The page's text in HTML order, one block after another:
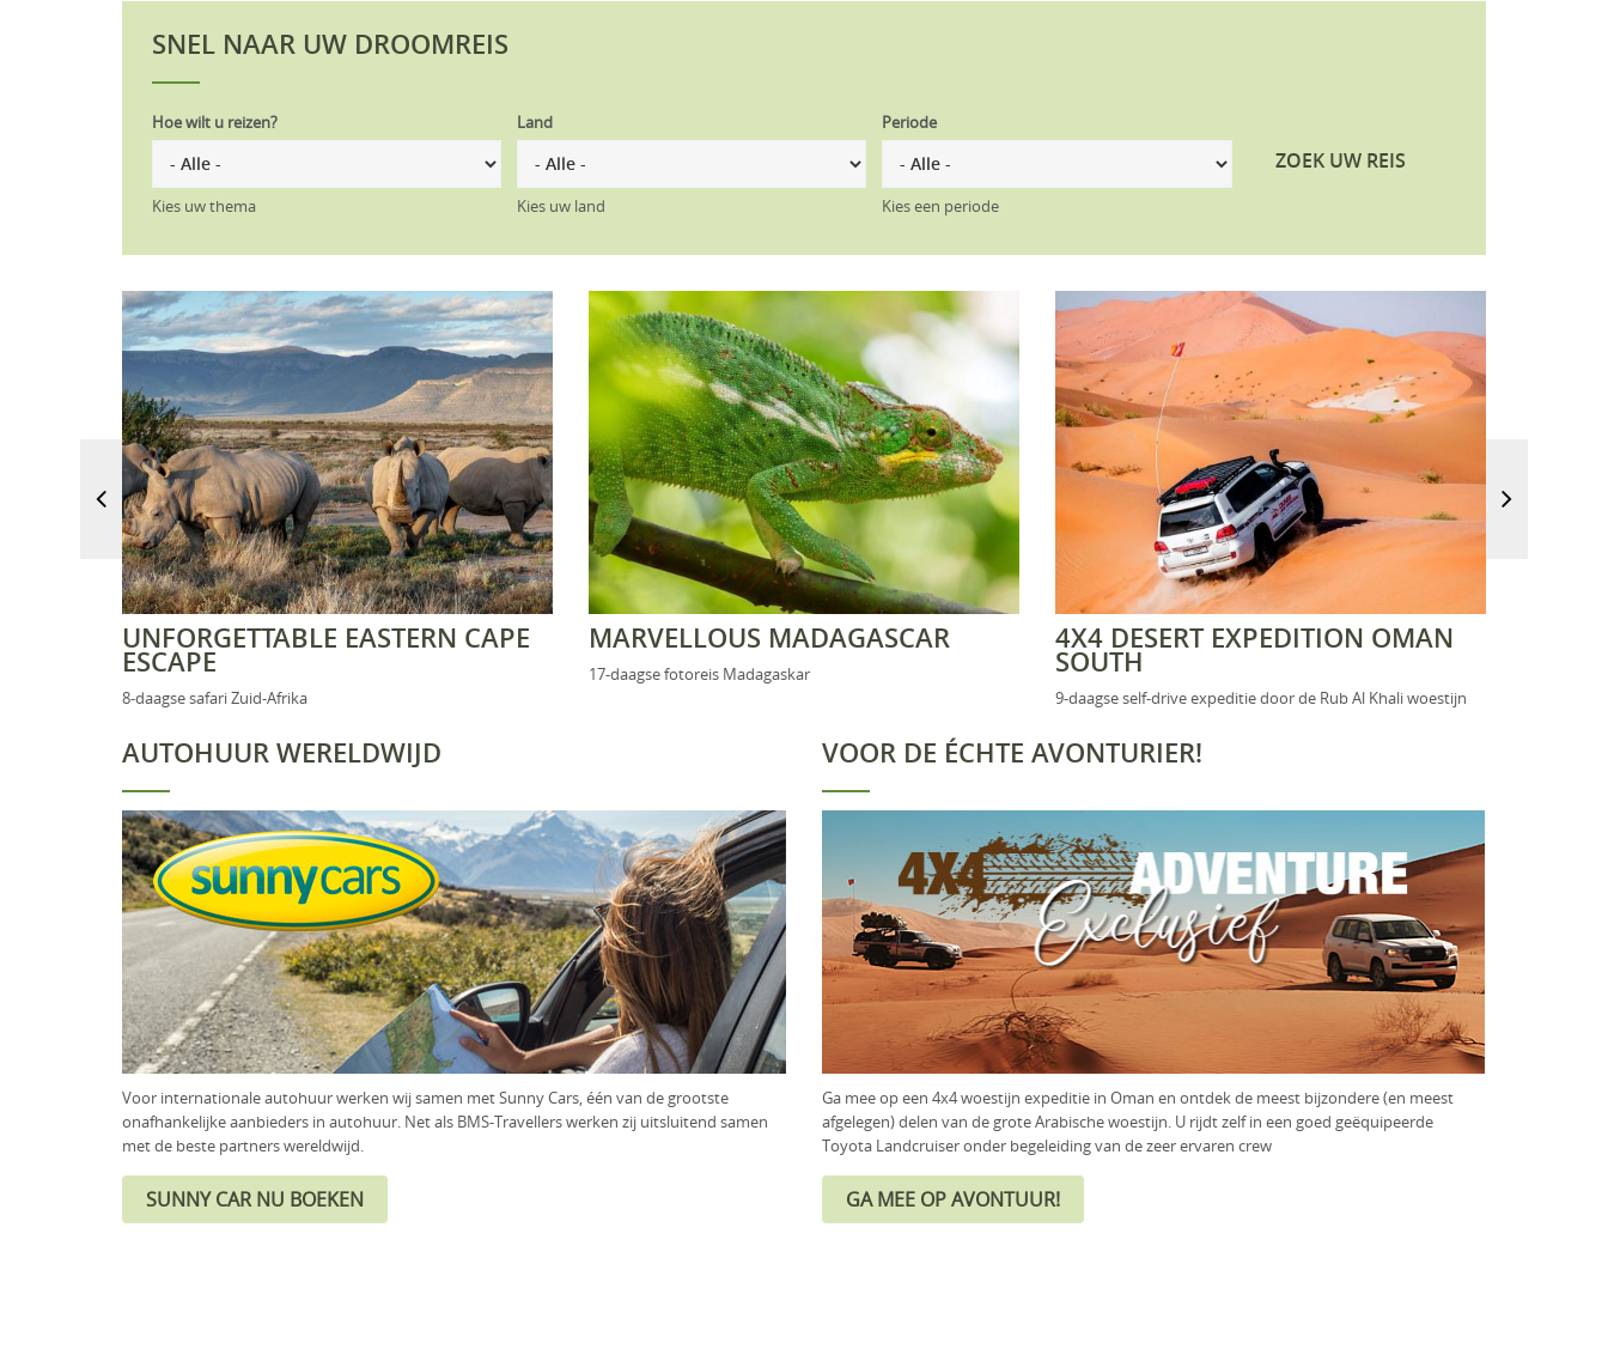
SNEL NAAR UW DROOMREIS
Hoe wilt u reizen?
Kies uw thema
Land
Kies uw land
Periode
Kies een periode
ZOEK UW REIS
UNFORGETTABLE EASTERN CAPE
ESCAPE
8-daagse safari Zuid-Afrika
MARVELLOUS MADAGASCAR
17-daagse fotoreis Madagaskar
4X4 DESERT EXPEDITION OMAN
SOUTH
9-daagse self-drive expeditie door de Rub Al Khali woestijn
AUTOHUUR WERELDWIJD
Voor internationale autohuur werken wij samen met Sunny Cars, één van de grootste
onafhankelijke aanbieders in autohuur. Net als BMS-Travellers werken zij uitsluitend samen
met de beste partners wereldwijd.
VOOR DE ÉCHTE AVONTURIER!
Ga mee op een 4x4 woestijn expeditie in Oman en ontdek de meest bijzondere (en meest
afgelegen) delen van de grote Arabische woestijn. U rijdt zelf in een goed geëquipeerde
Toyota Landcruiser onder begeleiding van de zeer ervaren crew